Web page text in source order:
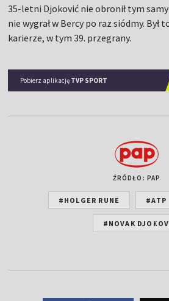
35-letni Djoković nie obronił tym
nie wygrał w Bercy po raz siódmy. Był
karierze, w tym 39. przegrany.
Pobierz aplikację TVP SPORT
ŹRÓDŁO: PAP
#HOLGER RUNE #ATP
#NOVAK